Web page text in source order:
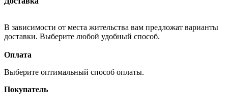
В зависимости от места жительства вам предложат варианты
доставки. Выберите любой удобный способ.
Оплата
Выберите оптимальный способ оплаты.
Покупатель